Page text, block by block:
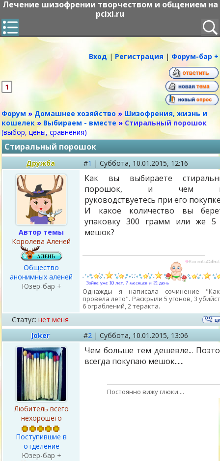
Лечение шизофрении творчеством и общением на
pcixi.ru
Вход| Регистрация | Форум-бар +
1
Форум » Домашнее хозяйство » Шизофрения, жизнь и
кошелек » Выбираем - вместе » Стиральный порошок
(выбор, цены, сравнения)
Стиральный порошок
Дружба #1 | Суббота, 10.01.2015, 12:16
Автор темы
Королева Аленей
Общество
анонимных аленей
Юзер-бар +
Как вы выбираете
порошок, и чем
руководствуетесь при его
И какое количество вы
упаковку 300 грамм или же 5
мешок?
Однажды я написала сочинение
провела лето". Раскрыли 5 угонов, 3
6 ограблений, 2 теракта.
Статус: нет меня
Joker
#2 | Суббота, 10.01.2015, 13:06
Любитель всего
нехорошего
Поступившие в
отделение
Юзер-бар +
Чем больше тем дешевле...
всегда покупаю мешок......
Постоянно вижу глюки....